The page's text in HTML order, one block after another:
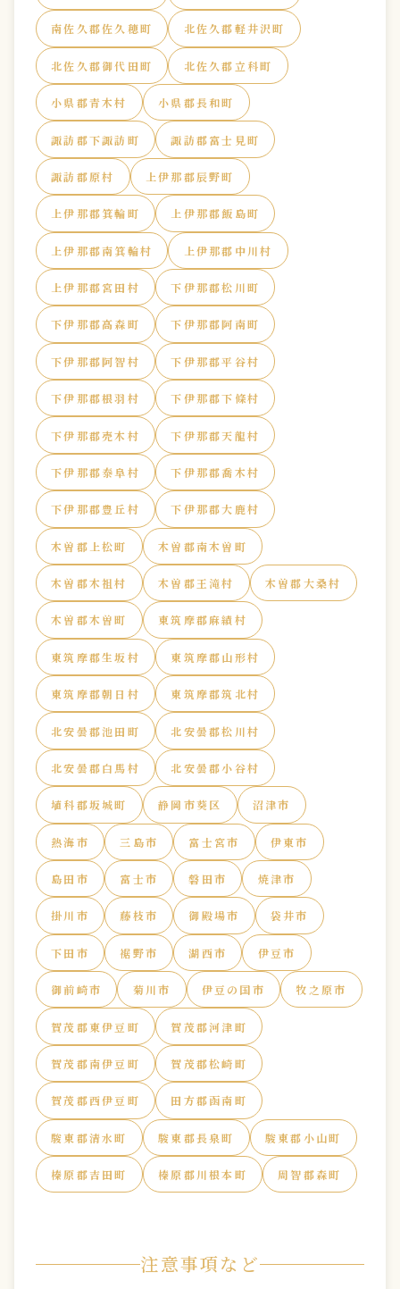
南佐久郡佐久穂町 北佐久郡軽井沢町
北佐久郡御代田町 北佐久郡立科町
小県郡青木村 小県郡長和町
諏訪郡下諏訪町 諏訪郡富士見町
諏訪郡原村 上伊那郡辰野町
上伊那郡箕輪町 上伊那郡飯島町
上伊那郡南箕輪村 上伊那郡中川村
上伊那郡宮田村 下伊那郡松川町
下伊那郡高森町 下伊那郡阿南町
下伊那郡阿智村 下伊那郡平谷村
下伊那郡根羽村 下伊那郡下條村
下伊那郡売木村 下伊那郡天龍村
下伊那郡泰阜村 下伊那郡喬木村
下伊那郡豊丘村 下伊那郡大鹿村
木曽郡上松町 木曽郡南木曽町
木曽郡木祖村 木曽郡王滝村 木曽郡大桑村
木曽郡木曽町 東筑摩郡麻績村
東筑摩郡生坂村 東筑摩郡山形村
東筑摩郡朝日村 東筑摩郡筑北村
北安曇郡池田町 北安曇郡松川村
北安曇郡白馬村 北安曇郡小谷村
埴科郡坂城町 静岡市葵区 沼津市
熱海市 三島市 富士宮市 伊東市
島田市 富士市 磐田市 焼津市
掛川市 藤枝市 御殿場市 袋井市
下田市 裾野市 湖西市 伊豆市
御前崎市 菊川市 伊豆の国市 牧之原市
賀茂郡東伊豆町 賀茂郡河津町
賀茂郡南伊豆町 賀茂郡松崎町
賀茂郡西伊豆町 田方郡函南町
駿東郡清水町 駿東郡長泉町 駿東郡小山町
榛原郡吉田町 榛原郡川根本町 周智郡森町
注意事項など